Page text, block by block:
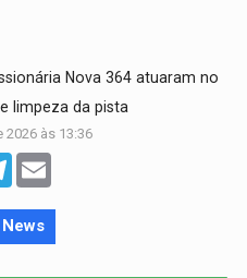
Nova 364 atuaram no
limpeza da pista
2026 às 13:36
Telegram